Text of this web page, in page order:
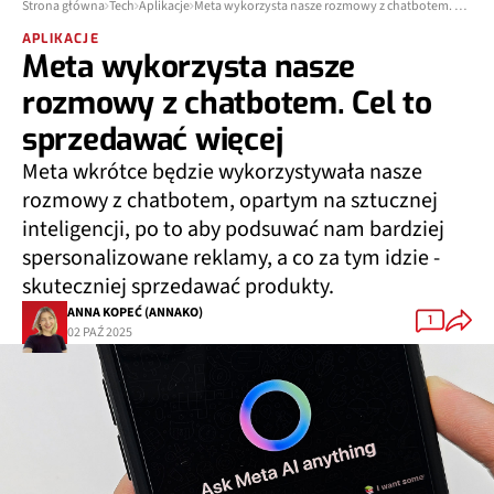
Strona główna Tech Aplikacje Meta wykorzysta nasze rozmowy z chatbotem. Cel to sprzedawać więcej
APLIKACJE
Meta wykorzysta nasze
rozmowy z chatbotem. Cel to
sprzedawać więcej
Meta wkrótce będzie wykorzystywała nasze
rozmowy z chatbotem, opartym na sztucznej
inteligencji, po to aby podsuwać nam bardziej
spersonalizowane reklamy, a co za tym idzie -
skuteczniej sprzedawać produkty.
ANNA KOPEĆ (ANNAKO)
02 PAŹ 2025
1